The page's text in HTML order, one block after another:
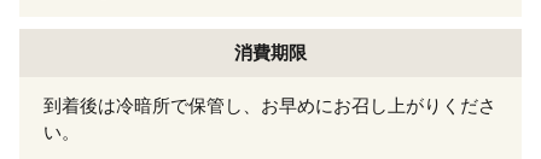
消費期限
到着後は冷暗所で保管し、お早めにお召し上がりくださ
い。